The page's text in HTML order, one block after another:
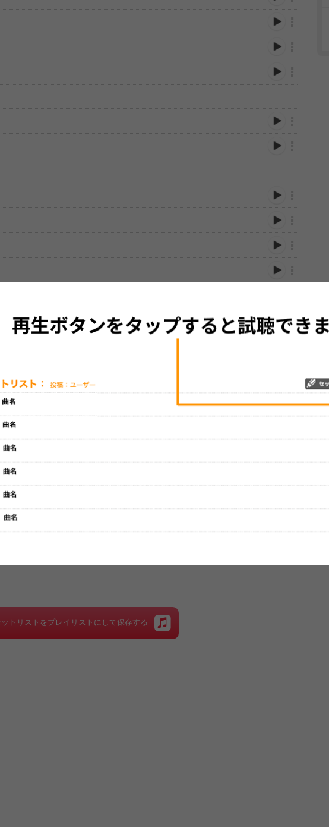
情報の正確性は保証されませんので、あらかじめご了承ください。
こちらよりご連絡をお願い致します。
ワンが運営する歌詞サイト「
ットリストをプレイリストにして保存する